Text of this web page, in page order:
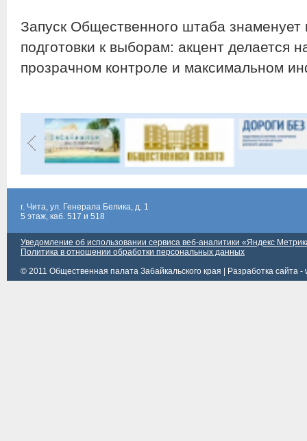
Запуск Общественного штаба
подготовки к выборам: акцент делается
прозрачном контроле и максимальном
г. Чита, ул. Генерала Белика, д. 1
5 этаж, каб. 517 и 518
Уведомление об использовании сервиса веб-аналитики «Яндекс
Политика в отношении обработки персональных данных
© 2011 Общественная палата Забайкальского края |
Разработка сайта -